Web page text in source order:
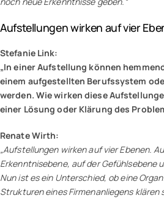
Aufstellungen wirken auf vier
Stefanie Link:
„In einer Aufstellung können
einem aufgestellten Berufssystem
werden. Wie wirken diese
einer Lösung oder Klärung des
Renate Wirth:
„Aufstellungen wirken auf vier Ebenen.
Erkenntnisebene, auf der Gefühlsebene
Nun ist es ein Unterschied, ob eine
Strukturen eines Firmenanliegens klären